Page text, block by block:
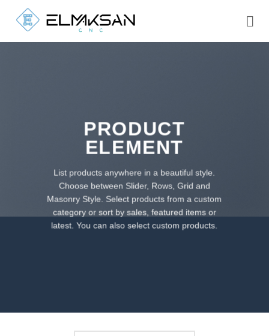
İçeriğe
PRODUCT
ELEMENT
List products anywhere in a beautiful style.
Choose between Slider, Rows, Grid and
Masonry Style. Select products from a custom
category or sort by sales, featured items or
latest. You can also select custom products.